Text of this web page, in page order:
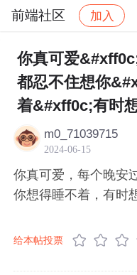
前端社区 加入
社区 前端社区
你真可爱
都忍不住想你
着&#xff0c;有时
m0_71039715
2024-06-15
你真可爱，每个晚安
你想得睡不着，有时
给本帖投票